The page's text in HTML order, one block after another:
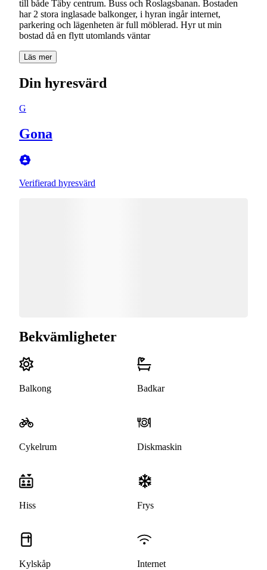
till både Täby centrum. Buss och Roslagsbanan. Bostaden
har 2 stora inglasade balkonger, i hyran ingår internet,
parkering och lägenheten är full möblerad. Hyr ut min
bostad då en flytt utomlands väntar
Läs mer
Din hyresvärd
G
Gona
Verifierad hyresvärd
Bekvämligheter
Balkong Badkar
Cykelrum Diskmaskin
Hiss Frys
Kylskåp Internet